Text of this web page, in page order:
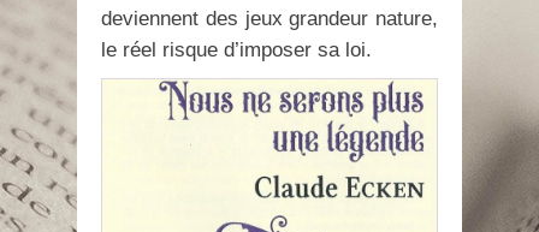
deviennent des jeux grandeur nature,
le réel risque d’imposer sa loi.